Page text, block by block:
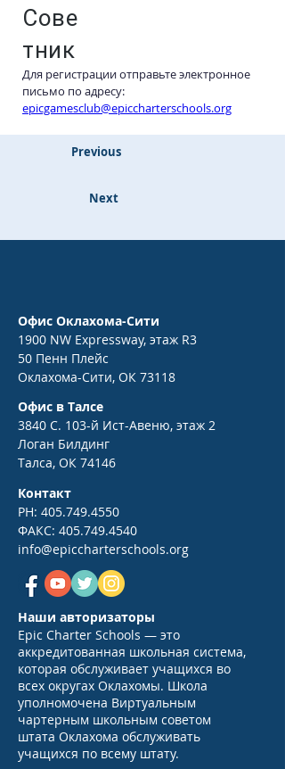
Сове
тник
Для регистрации отправьте электронное
письмо по адресу:
epicgamesclub@epiccharterschools.org
Previous
Next
Офис Оклахома-Сити
1900 NW Expressway, этаж R3
50 Пенн Плейс
Оклахома-Сити, ОК 73118
Офис в Талсе
3840 С. 103-й Ист-Авеню, этаж 2
Логан Билдинг
Талса, ОК 74146
Контакт
PH: 405.749.4550
ФАКС: 405.749.4540
info@epiccharterschools.org
Наши авторизаторы
Epic Charter Schools — это
аккредитованная школьная система,
которая обслуживает учащихся во
всех округах Оклахомы. Школа
уполномочена Виртуальным
чартерным школьным советом
штата Оклахома обслуживать
учащихся по всему штату.